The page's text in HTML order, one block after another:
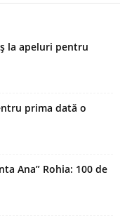
la apeluri pentru
prima dată o
Ana” Rohia: 100 de